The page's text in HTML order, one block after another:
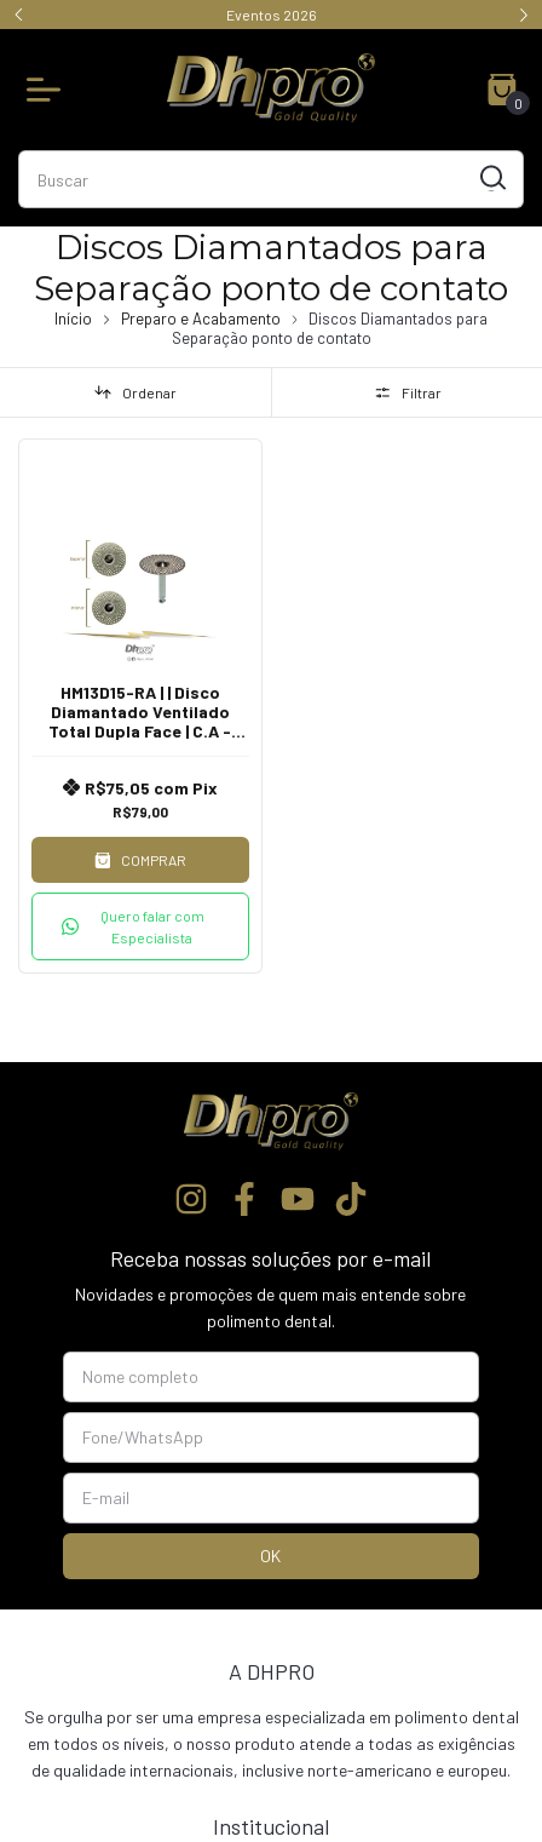
Eventos 2026
0
Discos Diamantados para
Separação ponto de contato
Início Preparo e Acabamento
Discos Diamantados para
Separação ponto de contato
Ordenar Filtrar
HM13D15-RA | | Disco
Diamantado Ventilado
Total Dupla Face | C.A -
R$79,00
R$75,05 com Pix
COMPRAR
Quero falar com
Especialista
Receba nossas soluções por e-mail
Novidades e promoções de quem mais entende sobre
polimento dental.
A DHPRO
Se orgulha por ser uma empresa especializada em polimento dental
em todos os níveis, o nosso produto atende a todas as exigências
de qualidade internacionais, inclusive norte-americano e europeu.
Institucional